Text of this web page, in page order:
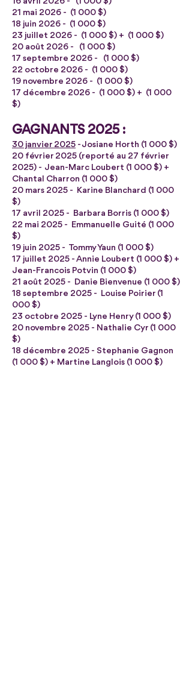
21 mai 2026 - (1 000 $)
18 juin 2026 - (1 000 $)
23 juillet 2026 - (1 000 $) + (1 000 $)
20 août 2026 - (1 000 $)
17 septembre 2026 - (1 000 $)
22 octobre 2026 - (1 000 $)
19 novembre 2026 - (1 000 $)
17 décembre 2026 - (1 000 $) + (1 000
$)
GAGNANTS 2025 :
30 janvier 2025 - Josiane Horth (1 000 $)
20 février 2025 (reporté au 27 février
2025) - Jean-Marc Loubert (1 000 $) +
Chantal Charron (1 000 $)
20 mars 2025 - Karine Blanchard (1 000
$)
17 avril 2025 - Barbara Borris (1 000 $)
22 mai 2025 - Emmanuelle Guité (1 000
$)
19 juin 2025 - Tommy Yaun (1 000 $)
17 juillet 2025 - Annie Loubert (1 000 $) +
Jean-Francois Potvin (1 000 $)
21 août 2025 - Danie Bienvenue (1 000 $)
18 septembre 2025 - Louise Poirier (1
000 $)
23 octobre 2025 - Lyne Henry (1 000 $)
20 novembre 2025 - Nathalie Cyr (1 000
$)
18 décembre 2025 - Stephanie Gagnon
(1 000 $) + Martine Langlois (1 000 $)